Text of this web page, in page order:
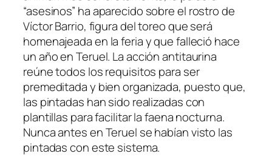
“asesinos” ha aparecido sobre el rostro de
Víctor Barrio, figura del toreo que será
homenajeada en la feria y que falleció hace
un año en Teruel. La acción antitaurina
reúne todos los requisitos para ser
premeditada y bien organizada, puesto que,
las pintadas han sido realizadas con
plantillas para facilitar la faena nocturna.
Nunca antes en Teruel se habían visto las
pintadas con este sistema.